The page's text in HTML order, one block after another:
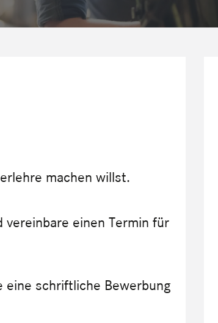
machen willst.
einen Termin für
eine schriftliche Bewerbung